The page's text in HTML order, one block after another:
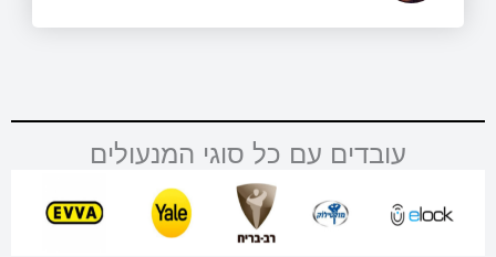
עובדים עם כל סוגי המנעולים